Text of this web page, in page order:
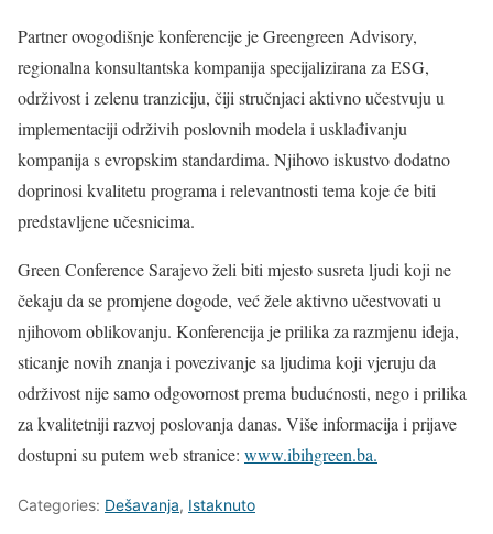
Partner ovogodišnje konferencije je Greengreen Advisory,
regionalna konsultantska kompanija specijalizirana za ESG,
održivost i zelenu tranziciju, čiji stručnjaci aktivno učestvuju u
implementaciji održivih poslovnih modela i usklađivanju
kompanija s evropskim standardima. Njihovo iskustvo dodatno
doprinosi kvalitetu programa i relevantnosti tema koje će biti
predstavljene učesnicima.
Green Conference Sarajevo želi biti mjesto susreta ljudi koji ne
čekaju da se promjene dogode, već žele aktivno učestvovati u
njihovom oblikovanju. Konferencija je prilika za razmjenu ideja,
sticanje novih znanja i povezivanje sa ljudima koji vjeruju da
održivost nije samo odgovornost prema budućnosti, nego i prilika
za kvalitetniji razvoj poslovanja danas. Više informacija i prijave
dostupni su putem web stranice: www.ibihgreen.ba.
Categories: Dešavanja, Istaknuto